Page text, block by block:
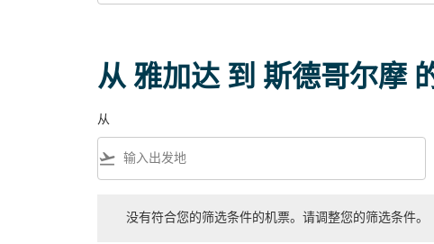
从 雅加达 到 斯德哥尔摩
从
flight_takeoff
没有符合您的筛选条件的机票。请调整您的筛选条件。